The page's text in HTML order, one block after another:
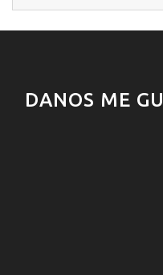
DANOS ME